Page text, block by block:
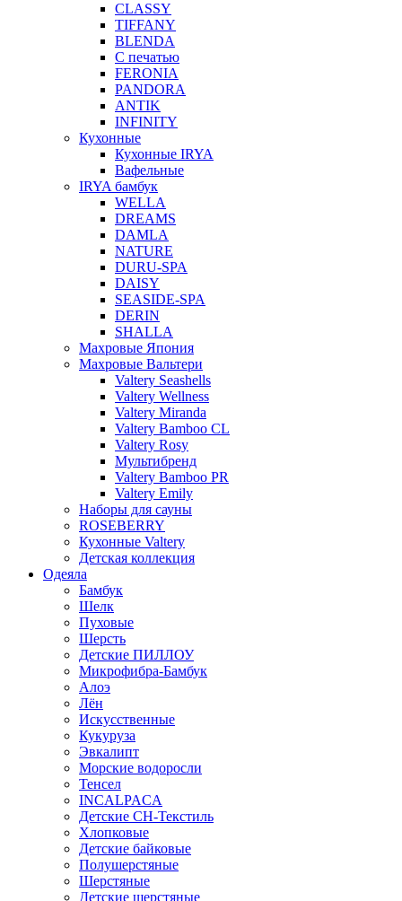
CLASSY
TIFFANY
BLENDA
С печатью
FERONIA
PANDORA
ANTIK
INFINITY
Кухонные
Кухонные IRYA
Вафельные
IRYA бамбук
WELLA
DREAMS
DAMLA
NATURE
DURU-SPA
DAISY
SEASIDE-SPA
DERIN
SHALLA
Махровые Япония
Махровые Вальтери
Valtery Seashells
Valtery Wellness
Valtery Miranda
Valtery Bamboo CL
Valtery Rosy
Мультибренд
Valtery Bamboo PR
Valtery Emily
Наборы для сауны
ROSEBERRY
Кухонные Valtery
Детская коллекция
Одеяла
Бамбук
Шелк
Пуховые
Шерсть
Детские ПИЛЛОУ
Микрофибра-Бамбук
Алоэ
Лён
Искусственные
Кукуруза
Эвкалипт
Морские водоросли
Тенсел
INCALPACA
Детские СН-Текстиль
Хлопковые
Детские байковые
Полушерстяные
Шерстяные
Детские шерстяные